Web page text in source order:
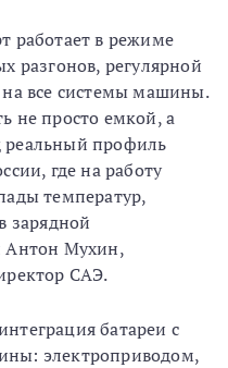
работает в режиме
разгонов, регулярной
все системы машины.
не просто емкой, а
реальный профиль
где на работу
температур,
зарядной
Антон Мухин,
САЭ.
батареи с
электроприводом,